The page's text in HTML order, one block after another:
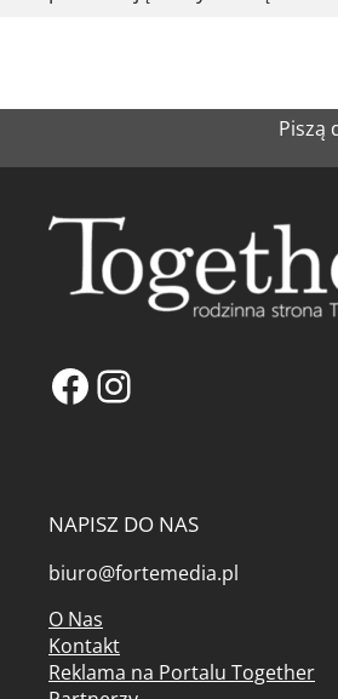
Piszą
Facebook
Instagram
NAPISZ DO NAS
biuro@fortemedia.pl
O Nas
Kontakt
Reklama na Portalu Together